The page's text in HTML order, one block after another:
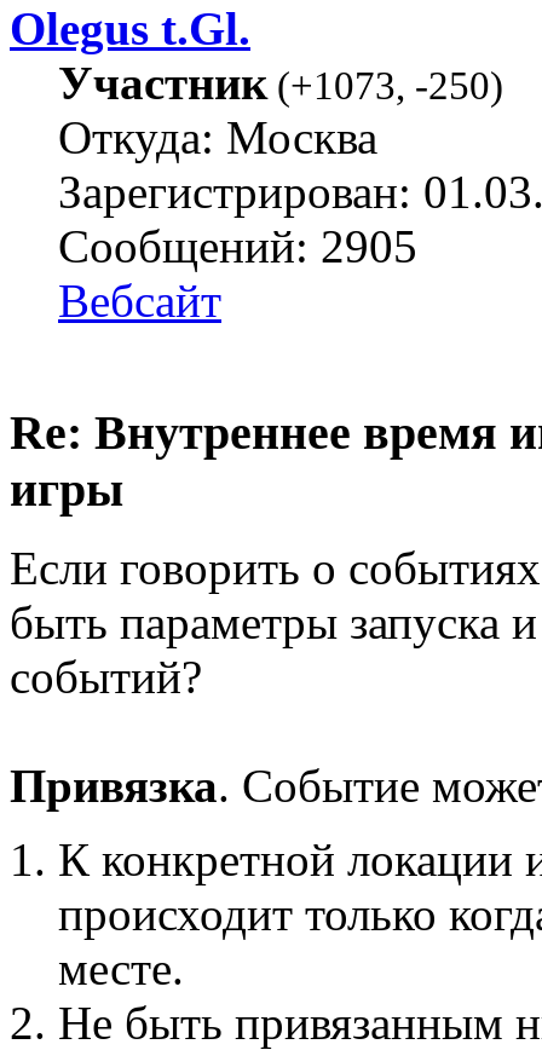
Olegus t.Gl.
Участник(+1073, -250)
Откуда: Москва
Зарегистрирован:
Сообщений: 2905
Вебсайт
Re: Внутреннее время
игры
Если говорить о
быть параметры запуска
событий?
Привязка. Событие
К конкретной
происходит только
месте.
Не быть привязанным